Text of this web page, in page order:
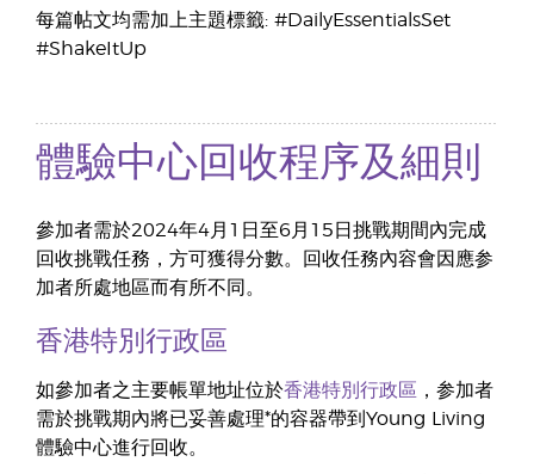
每篇帖文均需加上主題標籤: #DailyEssentialsSet
#ShakeItUp
體驗中心回收程序及細則
參加者需於2024年4月1日至6月15日挑戰期間內完成
回收挑戰任務，方可獲得分數。回收任務內容會因應参
加者所處地區而有所不同。
香港特別行政區
如參加者之主要帳單地址位於香港特別行政區 ，参加者
需於挑戰期內將已妥善處理*的容器帶到Young Living
體驗中心進行回收。